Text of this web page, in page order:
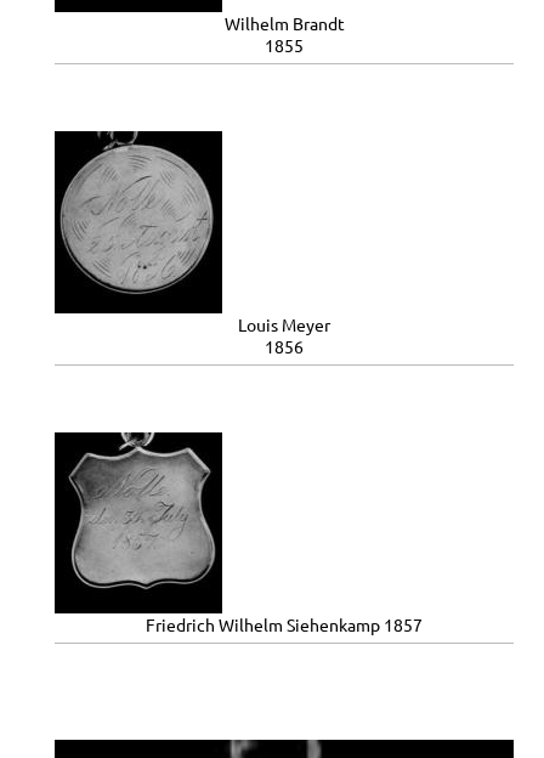
Wilhelm Brandt
1855
Louis Meyer
1856
Friedrich Wilhelm Siehenkamp 1857